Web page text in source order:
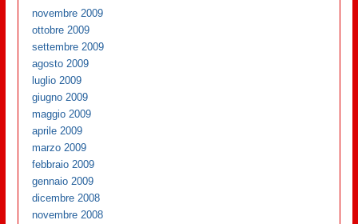
novembre 2009
ottobre 2009
settembre 2009
agosto 2009
luglio 2009
giugno 2009
maggio 2009
aprile 2009
marzo 2009
febbraio 2009
gennaio 2009
dicembre 2008
novembre 2008